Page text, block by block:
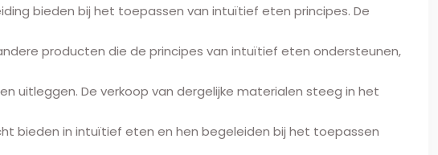
bieden bij het toepassen van intuïtief eten principes. De
producten die de principes van intuïtief eten ondersteunen,
uitleggen. De verkoop van dergelijke materialen steeg in het
bieden in intuïtief eten en hen begeleiden bij het toepassen